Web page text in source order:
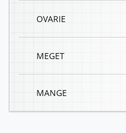
OVARIE
MEGET
MANGE